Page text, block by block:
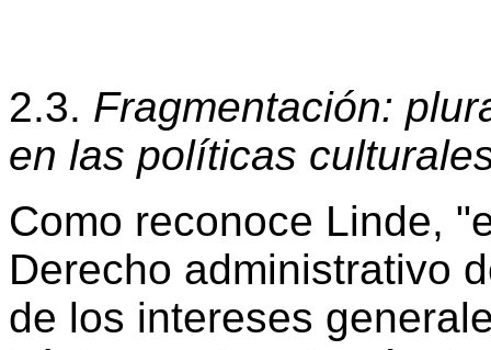
2.3. Fragmentación:
en las políticas
Como reconoce Linde,
Derecho administrativo
de los intereses